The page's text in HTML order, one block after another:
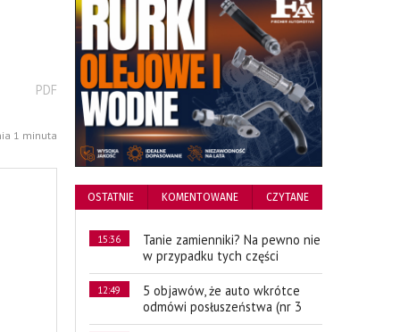
wydrukuj
podstronę
PDF
1 minuta
OSTATNIE KOMENTOWANE CZYTANE
15:36
Tanie zamienniki? Na pewno nie
w przypadku tych części
12:49
5 objawów, że auto wkrótce
odmówi posłuszeństwa (nr 3